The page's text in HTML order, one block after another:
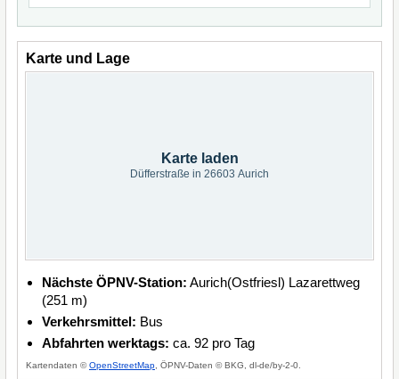
Karte und Lage
Karte laden
Düfferstraße in 26603 Aurich
Nächste ÖPNV-Station: Aurich(Ostfriesl) Lazarettweg
(251 m)
Verkehrsmittel: Bus
Abfahrten werktags: ca. 92 pro Tag
Kartendaten ©OpenStreetMap , ÖPNV-Daten © BKG, dl-de/by-2-0.